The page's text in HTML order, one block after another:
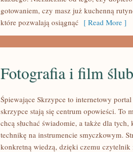
gotowaniem, czy masz już kuchenną
które pozwalają osiągnąć [ Read More ]
Fotografia i film
Śpiewające Skrzypce to internetowy
skrzypce stają się centrum opowieści. To
chcą słuchać świadomie, a także dla
technikę na instrumencie smyczkowym.
konkretną wiedzą, dzięki czemu